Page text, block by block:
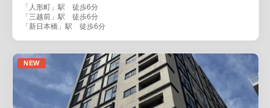
「人形町」駅 徒歩6分
「三越前」駅 徒歩6分
「新日本橋」駅 徒歩6分
NEW